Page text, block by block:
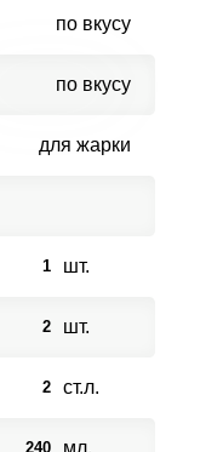
по вкусу
по вкусу
для жарки
1 шт.
2 шт.
2 ст.л.
240 мл.